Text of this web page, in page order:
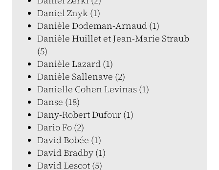
Daniel Znyk (1)
Danièle Dodeman-Arnaud (1)
Danièle Huillet et Jean-Marie Straub
(5)
Danièle Lazard (1)
Danièle Sallenave (2)
Danielle Cohen Levinas (1)
Danse (18)
Dany-Robert Dufour (1)
Dario Fo (2)
David Bobée (1)
David Bradby (1)
David Lescot (5)